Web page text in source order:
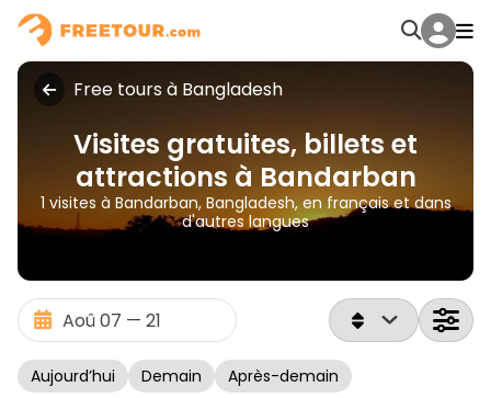
Free tours à Bangladesh
Visites gratuites, billets et
attractions à Bandarban
1 visites à Bandarban, Bangladesh, en français et dans
d'autres langues
Aujourd’hui Demain Après-demain